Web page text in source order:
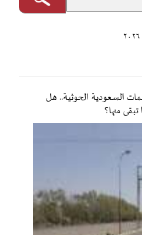
السعودية الحوثية.. هل
منها؟